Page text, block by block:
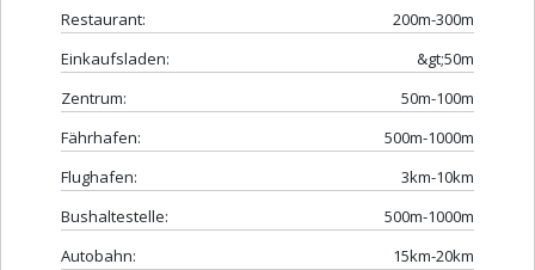
Restaurant:
200m-300m
Einkaufsladen:
&gt;50m
Zentrum:
50m-100m
Fährhafen:
500m-1000m
Flughafen:
3km-10km
Bushaltestelle:
500m-1000m
Autobahn:
15km-20km